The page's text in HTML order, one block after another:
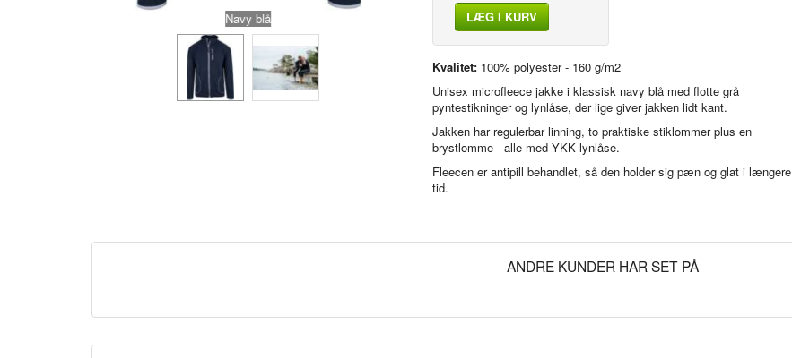
Navy blå Modelfoto
LÆG I KURV
Kvalitet:100% polyester - 160 g/m2
Unisex microfleece jakke i klassisk navy blå med flotte grå
pyntestikninger og lynlåse, der lige giver jakken lidt kant.
Jakken har regulerbar linning, to praktiske stiklommer plus en
brystlomme - alle med YKK lynlåse.
Fleecen er antipill behandlet, så den holder sig pæn og glat i længere
tid.
ANDRE KUNDER HAR SET PÅ